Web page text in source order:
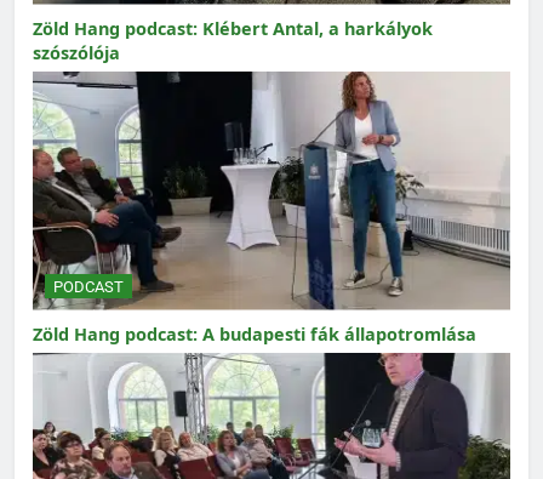
Zöld Hang podcast: Klébert Antal, a harkályok
szószólója
PODCAST
Zöld Hang podcast: A budapesti fák állapotromlása